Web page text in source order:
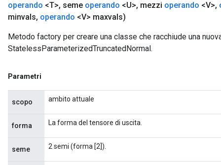
operando <T>, seme operando <U>, mezzi operando <V>,
minvals, operando <V> maxvals)
Metodo factory per creare una classe che racchiude una
StatelessParameterizedTruncatedNormal.
Parametri
scopo ambito attuale
forma La forma del tensore di uscita.
seme 2 semi (forma [2]).